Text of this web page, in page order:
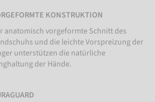
KONSTRUKTION
anatomisch vorgeformte Schnitt des
und die leichte Vorspreizung der
unterstützen die natürliche
der Hände.